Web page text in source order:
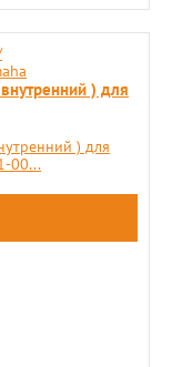
) для
) для
00...